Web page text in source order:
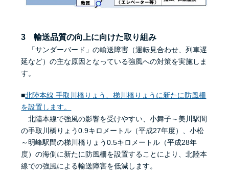
3 輸送品質の向上に向けた取り組み
「サンダーバード」の輸送障害（運転見合わせ、列車遅
延など）の主な原因となっている強風への対策を実施しま
す。
■北陸本線 手取川橋りょう、梯川橋りょうに新たに防風柵
を設置します。
北陸本線で強風の影響を受けやすい、小舞子～美川駅間
の手取川橋りょう0.9キロメートル（平成27年度）、小松
～明峰駅間の梯川橋りょう0.5キロメートル（平成28年
度）の海側に新たに防風柵を設置することにより、北陸本
線での強風による輸送障害を低減します。